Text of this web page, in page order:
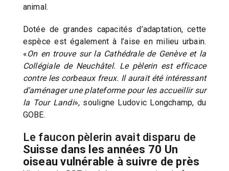
animal.
Dotée de grandes capacités d’adaptation, cette
espèce est également à l’aise en milieu urbain.
«On en trouve sur la Cathédrale de Genève et la
Collégiale de Neuchâtel. Le pèlerin est efficace
contre les corbeaux freux. Il aurait été intéressant
d’aménager une plateforme pour les accueillir sur
la Tour Landi», souligne Ludovic Longchamp, du
GOBE.
Le faucon pèlerin avait disparu de
Suisse dans les années 70 Un
oiseau vulnérable à suivre de près